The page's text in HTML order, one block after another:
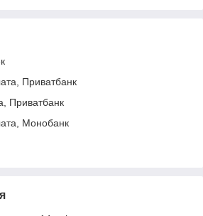
Приватбанк
Приватбанк
Монобанк